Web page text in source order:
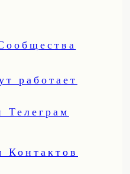
работает
Телеграм